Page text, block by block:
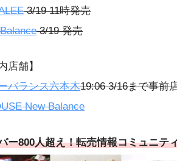
3/19 11時発売
3/19 発売
店舗】
バランス六本木19:06 3/16まで事前
New Balance
ー800人超え！転売情報コミュニテ